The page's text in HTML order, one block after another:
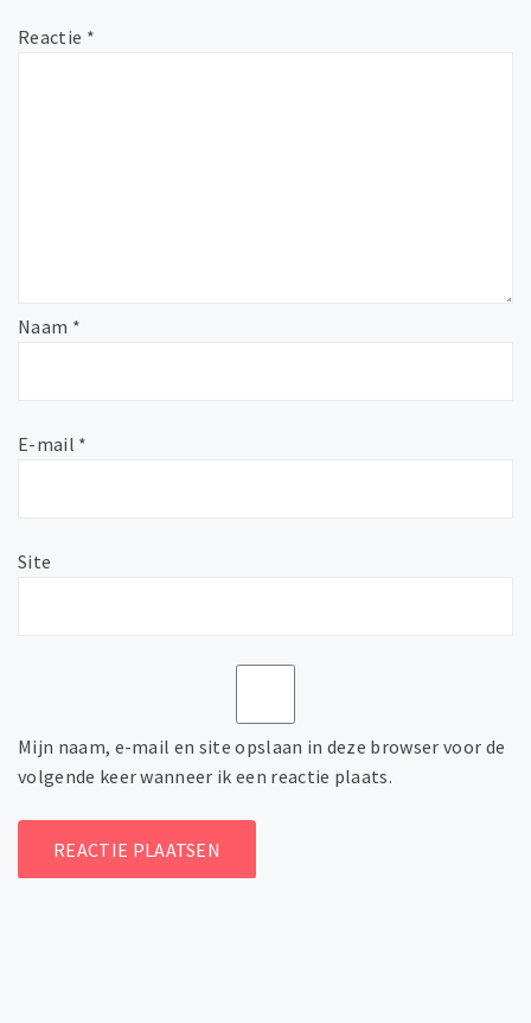
Reactie *
Naam *
E-mail *
Site
Mijn naam, e-mail en site opslaan in deze browser voor de
volgende keer wanneer ik een reactie plaats.